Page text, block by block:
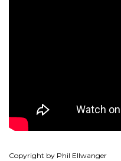
Copyright by Phil Ellwanger